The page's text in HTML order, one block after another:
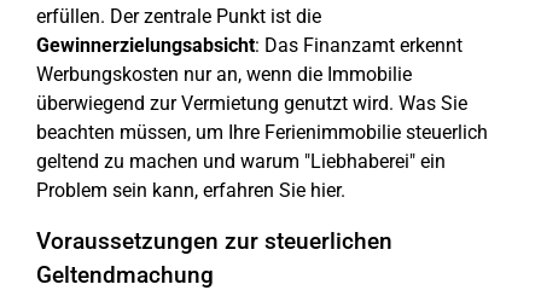
erfüllen. Der zentrale Punkt ist die
Gewinnerzielungsabsicht: Das Finanzamt erkennt
Werbungskosten nur an, wenn die Immobilie
überwiegend zur Vermietung genutzt wird. Was Sie
beachten müssen, um Ihre Ferienimmobilie steuerlich
geltend zu machen und warum "Liebhaberei" ein
Problem sein kann, erfahren Sie hier.
Voraussetzungen zur steuerlichen
Geltendmachung